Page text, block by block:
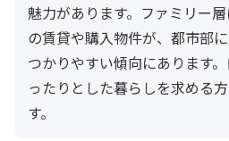
魅力があります。ファミリー
の賃貸や購入物件が、都市部
つかりやすい傾向にあります
ったりとした暮らしを求める
す。